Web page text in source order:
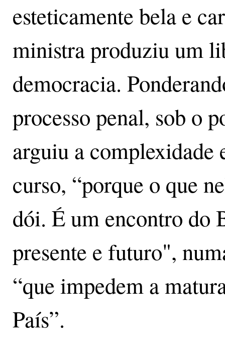
esteticamente bela e
ministra produziu um
democracia.
processo penal, sob o
arguiu a complexidade
curso, “porque o que
dói. É um encontro do
presente e futuro",
“que impedem a
País”.